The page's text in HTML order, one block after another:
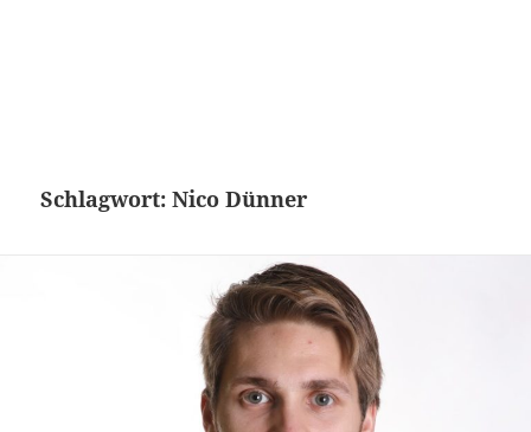
Schlagwort:Nico Dünner